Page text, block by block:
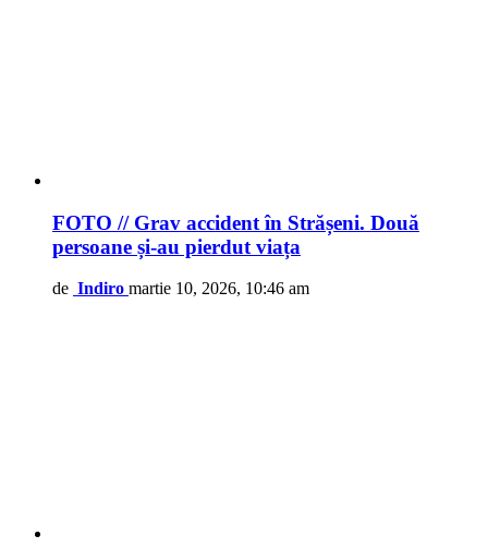
FOTO // Grav accident în Strășeni. Două
persoane și-au pierdut viața
de Indiro martie 10, 2026, 10:46 am